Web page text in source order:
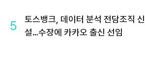
5
토스뱅크, 데이터 분석 전담조직 신
설…수장에 카카오 출신 선임